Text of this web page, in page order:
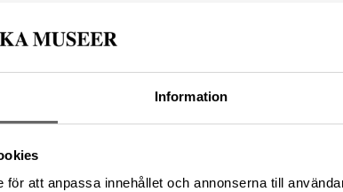
Information
för att anpassa innehållet och annonserna till
alla ändamål, även
och licensgivare.
8ABE-4816-AEF4-